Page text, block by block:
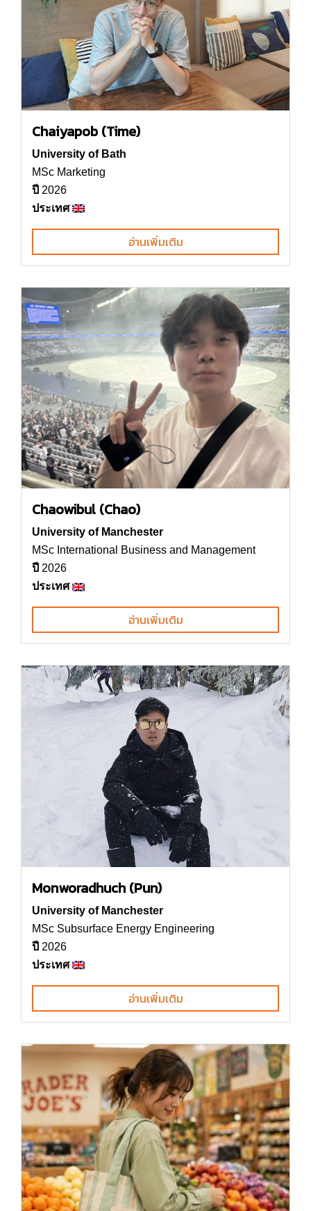
Chaiyapob (Time)
University of Bath
MSc Marketing
ปี 2026
ประเทศ
อ่านเพิ่มเติม
Chaowibul (Chao)
University of Manchester
MSc International Business and Management
ปี 2026
ประเทศ
อ่านเพิ่มเติม
Monworadhuch (Pun)
University of Manchester
MSc Subsurface Energy Engineering
ปี 2026
ประเทศ
อ่านเพิ่มเติม